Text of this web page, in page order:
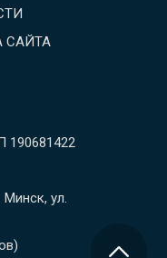
САЙТА
190681422
Минск, ул.
)